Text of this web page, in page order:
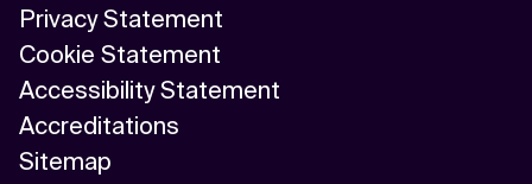
Privacy Statement
Cookie Statement
Accessibility Statement
Accreditations
Sitemap